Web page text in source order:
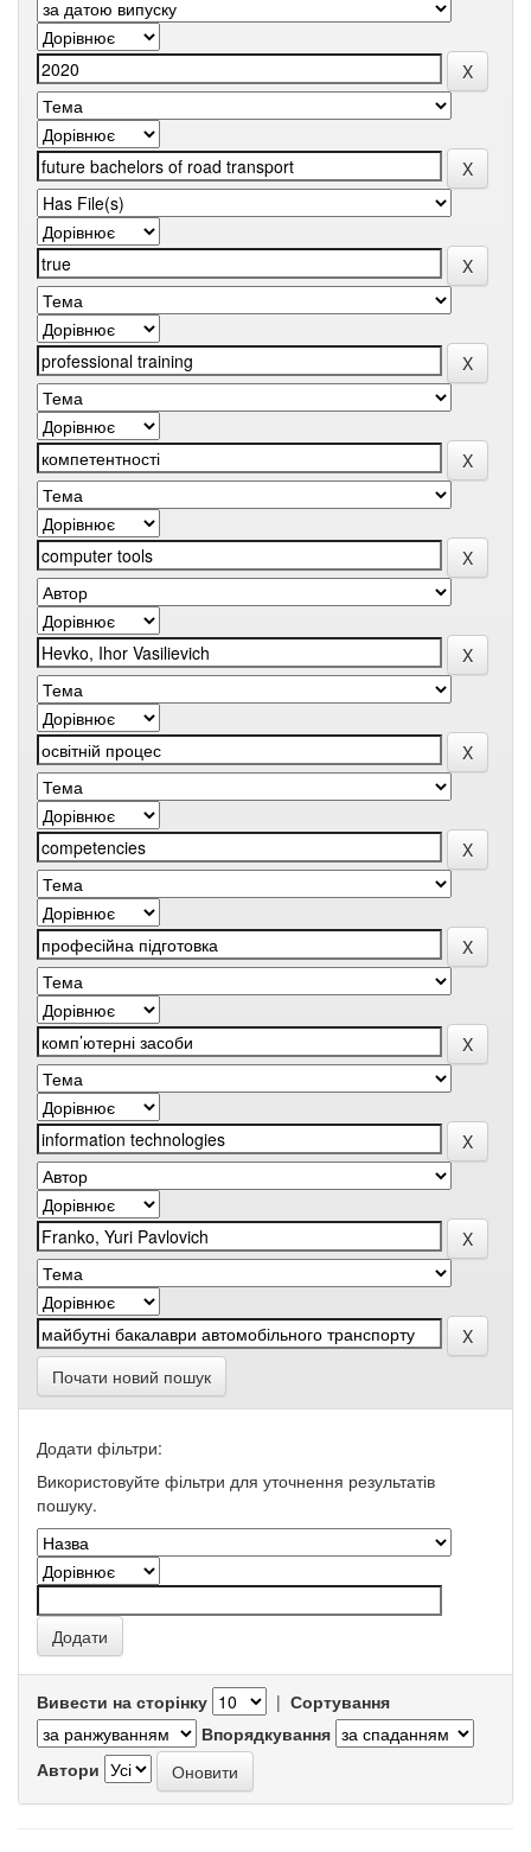
Почати новий пошук
Додати фільтри:
Використовуйте фільтри для уточнення результатів
пошуку.
Вивести на сторінку | Сортування
Впорядкування
Автори